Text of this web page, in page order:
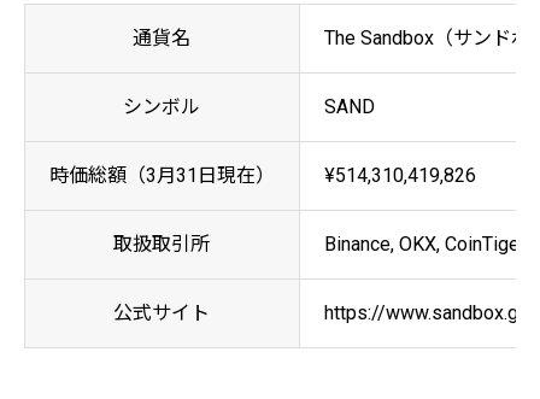
通貨名 The Sandbox（サンドボ
シンボル SAND
時価総額（3月31日現在） ¥514,310,419,826
取扱取引所 Binance, OKX, CoinTiger,
公式サイト https://